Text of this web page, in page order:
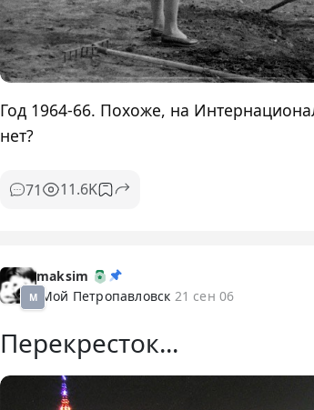
Год 1964-66. Похоже, на
нет?
71 11.6K
М
maksim
Мой Петропавловск 21 сен 06
Перекресток...